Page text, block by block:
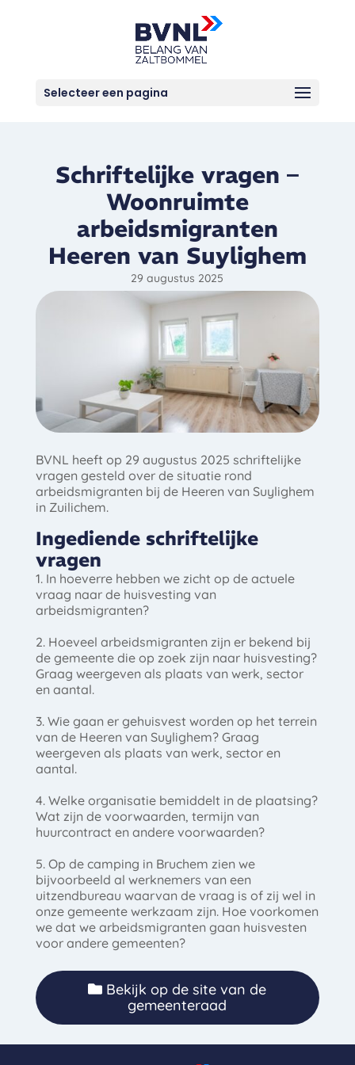
Selecteer een pagina
Schriftelijke vragen –
Woonruimte
arbeidsmigranten
Heeren van Suylighem
29 augustus 2025
BVNL heeft op 29 augustus 2025 schriftelijke
vragen gesteld over de situatie rond
arbeidsmigranten bij de Heeren van Suylighem
in Zuilichem.
Ingediende schriftelijke
vragen
1. In hoeverre hebben we zicht op de actuele
vraag naar de huisvesting van
arbeidsmigranten?
2. Hoeveel arbeidsmigranten zijn er bekend bij
de gemeente die op zoek zijn naar huisvesting?
Graag weergeven als plaats van werk, sector
en aantal.
3. Wie gaan er gehuisvest worden op het terrein
van de Heeren van Suylighem? Graag
weergeven als plaats van werk, sector en
aantal.
4. Welke organisatie bemiddelt in de plaatsing?
Wat zijn de voorwaarden, termijn van
huurcontract en andere voorwaarden?
5. Op de camping in Bruchem zien we
bijvoorbeeld al werknemers van een
uitzendbureau waarvan de vraag is of zij wel in
onze gemeente werkzaam zijn. Hoe voorkomen
we dat we arbeidsmigranten gaan huisvesten
voor andere gemeenten?
Bekijk op de site van de
gemeenteraad